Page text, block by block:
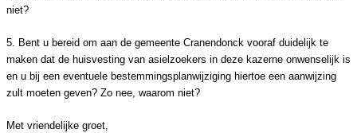
niet?
5. Bent u bereid om aan de gemeente Cranendonck vooraf duidelijk te
maken dat de huisvesting van asielzoekers in deze kazerne onwenselijk is
en u bij een eventuele bestemmingsplanwijziging hiertoe een aanwijzing
zult moeten geven? Zo nee, waarom niet?
Met vriendelijke groet,